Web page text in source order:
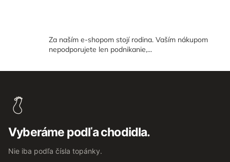
Za naším e-shopom stojí rodina. Vaším nákupom
nepodporujete len podnikanie,...
Vyberáme podľa chodidla.
Nie iba podľa čísla topánky.